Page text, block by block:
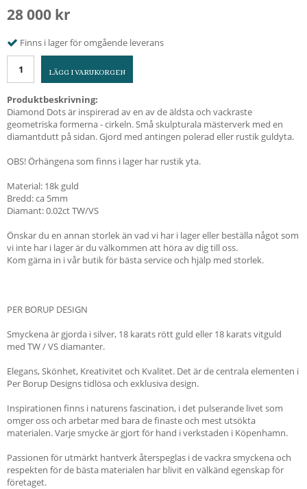
28 000 kr
Finns i lager för omgående leverans
LÄGG I VARUKORGEN
Produktbeskrivning:
Diamond Dots är inspirerad av en av de äldsta och vackraste
geometriska formerna - cirkeln. Små skulpturala mästerverk med en
diamantdutt på sidan. Gjord med antingen polerad eller rustik guldyta.
OBS! Örhängena som finns i lager har rustik yta.
Material: 18k guld
Bredd: ca 5mm
Diamant: 0.02ct TW/VS
Önskar du en annan storlek än vad vi har i lager eller beställa något som
vi inte har i lager är du välkommen att höra av dig till oss.
Kom gärna in i vår butik för bästa service och hjälp med storlek.
PER BORUP DESIGN
Smyckena är gjorda i silver, 18 karats rött guld eller 18 karats vitguld
med TW / VS diamanter.
Elegans, Skönhet, Kreativitet och Kvalitet. Det är de centrala elementen i
Per Borup Designs tidlösa och exklusiva design.
Inspirationen finns i naturens fascination, i det pulserande livet som
omger oss och arbetar med bara de finaste och mest utsökta
materialen. Varje smycke är gjort för hand i verkstaden i Köpenhamn.
Passionen för utmärkt hantverk återspeglas i de vackra smyckena och
respekten för de bästa materialen har blivit en välkänd egenskap för
företaget.